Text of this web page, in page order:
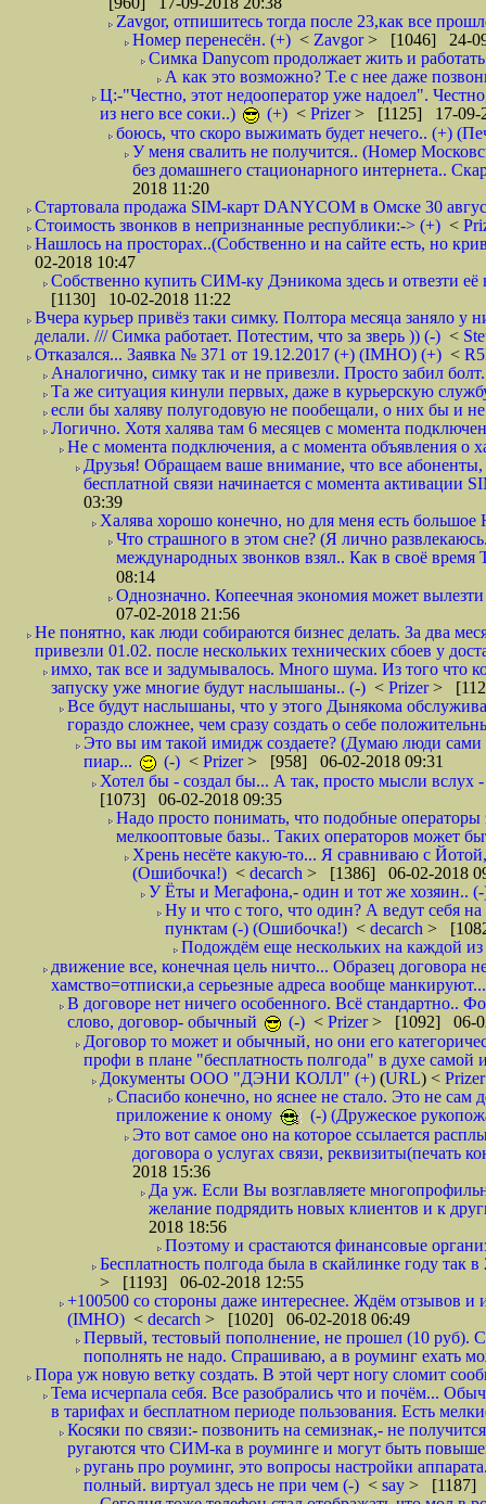
Zavgor, отпишитесь тогда после 23,как все
Номер перенесён. (+) < Zavgor> [1046] 24-
Симка Danycom продолжает жить и
А как это возможно? Т.е с нее даже
Ц:-"Честно, этот недооператор уже надоел".
из него все соки..)
(+) < Prizer> [1125] 17-09-
боюсь, что скоро выжимать будет нечего.. (+)
У меня свалить не получится.. (Номер
без домашнего стационарного интернета..
2018 11:20
Стартовала продажа SIM-карт DANYCOM в Омске 30
Стоимость звонков в непризнанные республики:-> (+) <
Нашлось на просторах..(Собственно и на сайте есть, но
02-2018 10:47
Собственно купить СИМ-ку Дэникома здесь и отвезти
[1130] 10-02-2018 11:22
Вчера курьер привёз таки симку. Полтора месяца заняло
делали. /// Симка работает. Потестим, что за зверь )) (-) <
Отказался... Заявка № 371 от 19.12.2017 (+) (IMHO) (+) <
Аналогично, симку так и не привезли. Просто забил
Та же ситуация кинули первых, даже в курьерскую
если бы халяву полугодовую не пообещали, о них бы и
Логично. Хотя халява там 6 месяцев с момента
Не с момента подключения, а с момента объявления о
Друзья! Обращаем ваше внимание, что все
бесплатной связи начинается с момента
03:39
Халява хорошо конечно, но для меня есть
Что страшного в этом сне? (Я лично
международных звонков взял.. Как в своё
08:14
Однозначно. Копеечная экономия может
07-02-2018 21:56
Не понятно, как люди собираются бизнес делать. За два
привезли 01.02. после нескольких технических сбоев у
имхо, так все и задумывалось. Много шума. Из того что
запуску уже многие будут наслышаны.. (-) < Prizer>
Все будут наслышаны, что у этого Дынякома
гораздо сложнее, чем сразу создать о себе
Это вы им такой имидж создаете? (Думаю люди сами
пиар...
(-) < Prizer> [958] 06-02-2018 09:31
Хотел бы - создал бы... А так, просто мысли вслух
[1073] 06-02-2018 09:35
Надо просто понимать, что подобные
мелкооптовые базы.. Таких операторов может
Хрень несёте какую-то... Я сравниваю с
(Ошибочка!) < decarch > [1386] 06-02-2018
У Ёты и Мегафона,- один и тот же хозяин..
Ну и что с того, что один? А ведут себя
пунктам (-) (Ошибочка!) < decarch >
Подождём еще нескольких на каждой из
движение все, конечная цель ничто... Образец договора
хамство=отписки,а серьезные адреса вообще
В договоре нет ничего особенного. Всё стандартно..
слово, договор- обычный
(-) < Prizer> [1092] 06-
Договор то может и обычный, но они его
профи в плане "бесплатность полгода" в духе
Документы ООО "ДЭНИ КОЛЛ" (+) (URL) <
Спасибо конечно, но яснее не стало. Это не сам
приложение к оному
(-) (Дружеское
Это вот самое оно на которое ссылается
договора о услугах связи, реквизиты(печать
2018 15:36
Да уж. Если Вы возглавляете
желание подрядить новых клиентов и к
2018 18:56
Поэтому и срастаются финансовые
Бесплатность полгода была в скайлинке году
> [1193] 06-02-2018 12:55
+100500 со стороны даже интереснее. Ждём отзывов и
(IMHO) < decarch > [1020] 06-02-2018 06:49
Первый, тестовый пополнение, не прошел (10 руб).
пополнять не надо. Спрашиваю, а в роуминг ехать
Пора уж новую ветку создать. В этой черт ногу сломит
Тема исчерпала себя. Все разобрались что и почём...
в тарифах и бесплатном периоде пользования. Есть
Косяки по связи:- позвонить на семизнак,- не
ругаются что СИМ-ка в роуминге и могут быть
ругань про роуминг, это вопросы настройки
полный. виртуал здесь не при чем (-) < say > [1187]